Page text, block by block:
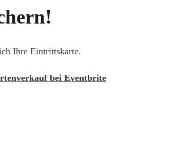
Ihre Eintrittskarte.
bei Eventbrite